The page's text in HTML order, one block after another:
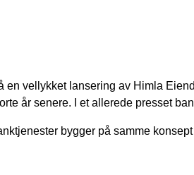
en vellykket lansering av Himla
år senere. I et allerede presset
bygger på samme